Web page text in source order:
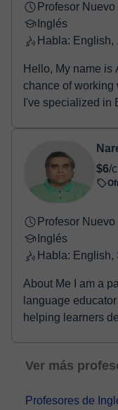
Profesor Nuevo
Inglés
Habla: English,
Hello, My name is Athena and it is exciting to get the
chance of working
I've specialized in
$6/
Profesor Nuevo
Inglés
Habla: English,
About Me I am a passionate and dedicated English
language
helping learners
Ver más
Profesores de